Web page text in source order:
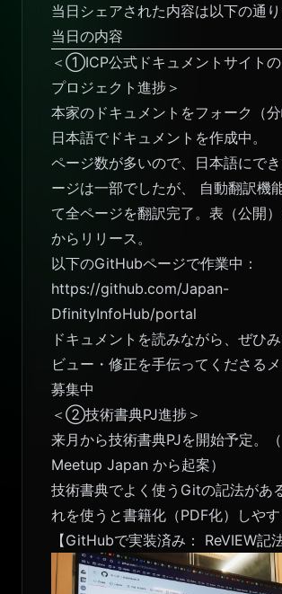
当日シェアされた内容は以下の通り
当日の内容
＜①ICP公式ドキュメントサイト
プロジェクト進捗＞
本家のドキュメントをフォーク（
日本語でドキュメントを作成中。
ページ数が多いので、日本語にで
ージは一部でしたが、 自動翻訳機
て全ページを翻訳完了。 表（公開）
からリリース。
以下のGitHubページで作業中：
https://github.com/Japan-
DfinityInfoHub/portal
ドキュメントを読みながら、ぜひ
ビュー・修正を手伝ってくださる
募集中
＜②技術書典PJ進捗＞
来月から技術書典PJを開始予定。（
Meetup Japan から起案）
技術書典でよく使うGitの記法があ
れを使うと書籍化（PDF化）しや
【GitHubで実装済み： ReVIEW記